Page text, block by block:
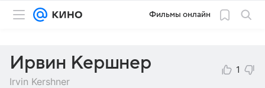
Фильмы онлайн
Ирвин Кершнер
Irvin Kershner
1